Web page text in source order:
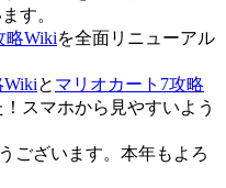
す。
略Wikiを全面リニューアル
Wikiと マリオカート7攻略
スマホから見やすいよう
ございます。本年もよろ